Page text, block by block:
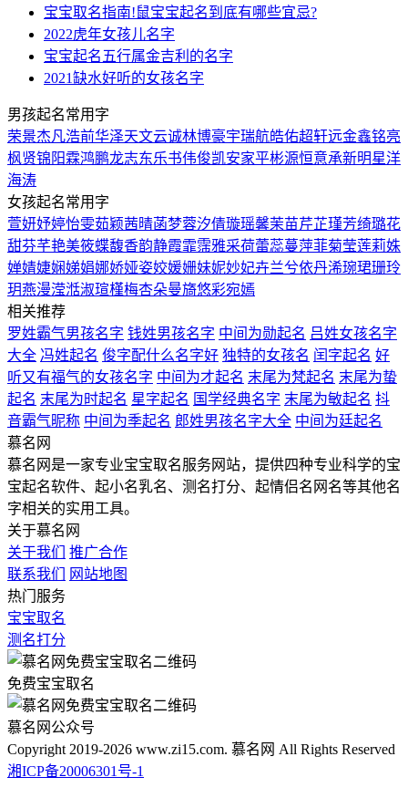
宝宝取名指南!鼠宝宝起名到底有哪些宜忌?
2022虎年女孩儿名字
宝宝起名五行属金吉利的名字
2021缺水好听的女孩名字
男孩起名常用字
荣景杰凡浩前华泽天文云诚林博豪宇瑞航皓佑超轩远金鑫铭亮
枫贤锦 阳霖鸿鹏龙志东乐书伟俊凯安家平彬源恒意承新明星洋
海涛
女孩起名常用字
萱妍妤婷怡雯茹颖茜晴菡梦蓉汐倩璇瑶馨茉苗芹芷瑾芳绮璐花
甜芬芊艳美筱蝶馥香韵静霞霏霈雅采荷蕾蕊蔓萍菲菊莹莲莉姝
婵婧婕娴娣娟娜娇娅姿姣媛姗妹妮妙妃卉兰兮依丹浠琬珺珊玲
玥燕漫滢湉淑瑄槿梅杏朵曼旖悠彩宛嫣
相关推荐
罗姓霸气男孩名字 钱姓男孩名字 中间为勋起名 吕姓女孩名字
大全 冯姓起名 俊字配什么名字好 独特的女孩名 闰字起名 好
听又有福气的女孩名字 中间为才起名 末尾为梵起名 末尾为蛰
起名 末尾为时起名 星字起名 国学经典名字 末尾为敏起名 抖
音霸气昵称 中间为季起名 郎姓男孩名字大全 中间为廷起名
慕名网
慕名网是一家专业宝宝取名服务网站，提供四种专业科学的宝
宝起名软件、起小名乳名、测名打分、起情侣名网名等其他名
字相关的实用工具。
关于慕名网
关于我们
推广合作
联系我们
网站地图
热门服务
宝宝取名
测名打分
免费宝宝取名
慕名网公众号
Copyright 2019-2026 www.zi15.com. 慕名网 All Rights Reserved
湘ICP备20006301号-1